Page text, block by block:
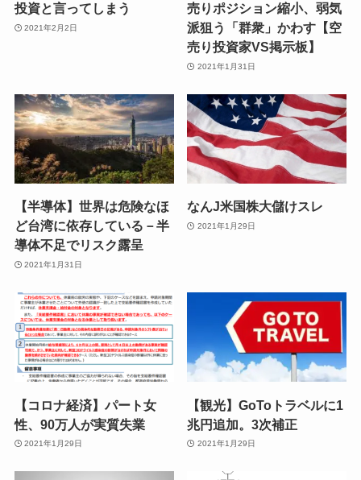
投資と言ってしまう
2021年2月2日
売りポジション縮小、弱気
派狙う「群衆」かわす【空
売り投資家VS掲示板】
2021年1月31日
【半導体】世界は危険なほ
ど台湾に依存している－半
導体不足でリスク露呈
2021年1月31日
なんJ米国株大儲けスレ
2021年1月29日
【コロナ経済】パート女
性、90万人が実質失業
2021年1月29日
【観光】GoToトラベルに1
兆円追加。3次補正
2021年1月29日